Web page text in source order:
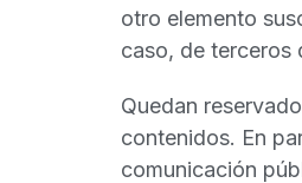
otro elemento
caso, de terceros
Quedan
contenidos. En
comunicación